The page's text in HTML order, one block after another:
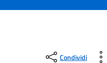
Condividi